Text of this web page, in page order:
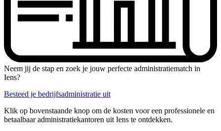
Neem jij de stap en zoek je jouw perfecte administratiematch in
Iens?
Besteed je bedrijfsadministratie uit
Klik op bovenstaande knop om de kosten voor een professionele en
betaalbaar administratiekantoren uit Iens te ontdekken.